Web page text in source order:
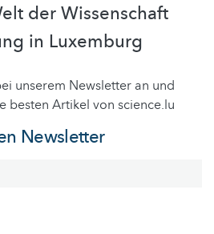
der Wissenschaft
in Luxemburg
unserem Newsletter an und
besten Artikel von science.lu
Newsletter